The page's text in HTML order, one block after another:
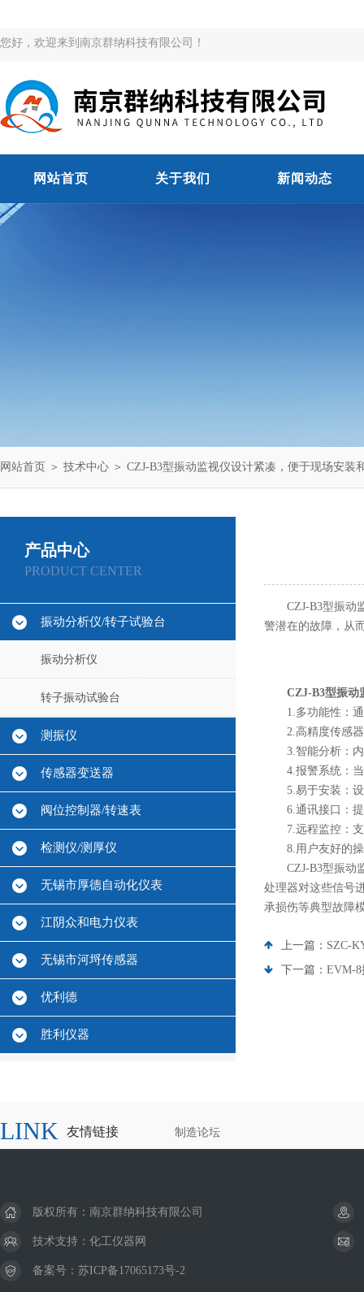
您好，欢迎来到南京群纳科技有限公司！
网站首页 关于我们 新闻动态
网站首页 ＞ 技术中心 ＞ CZJ-B3型振动监视仪设计紧凑，便于现场安装
产品中心
PRODUCT CENTER
振动分析仪/转子试验台
振动分析仪
转子振动试验台
测振仪
传感器变送器
阀位控制器/转速表
检测仪/测厚仪
无锡市厚德自动化仪表
江阴众和电力仪表
无锡市河埒传感器
优利德
胜利仪器
CZJ-B3型振动监
警潜在的故障，从
CZJ-B3型振动
1.多功能性：通
2.高精度传感器
3.智能分析：内
4.报警系统：当
5.易于安装：设
6.通讯接口：提
7.远程监控：支
8.用户友好的操
CZJ-B3型振动监
处理器对这些信号
承损伤等典型故障
上一篇： SZC-
下一篇： EVM-8
LINK 友情链接 制造论坛
版权所有：南京群纳科技有限公司
技术支持： 化工仪器网
备案号： 苏ICP备17065173号-2